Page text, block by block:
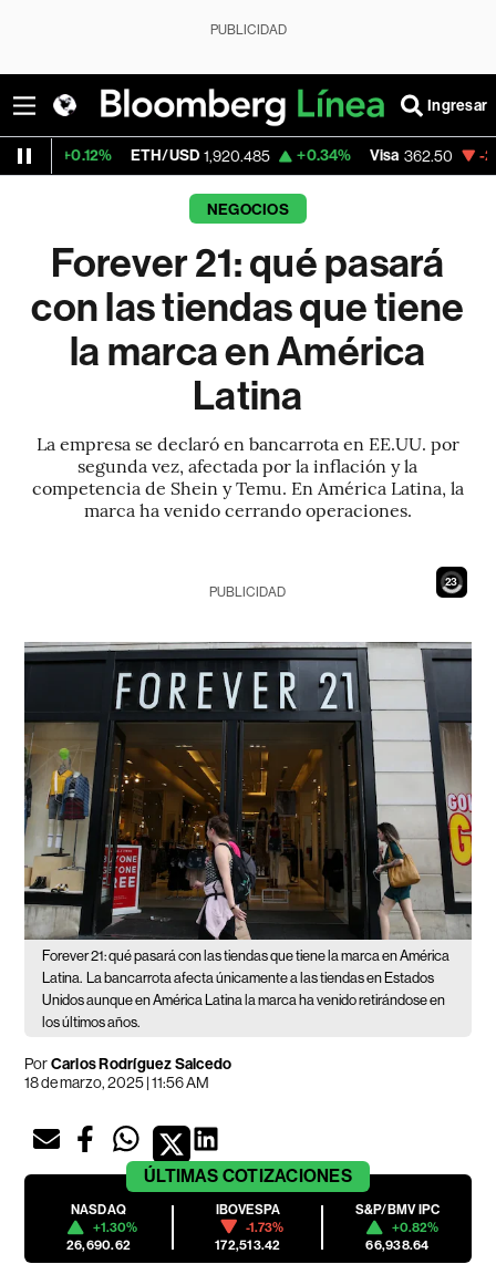
PUBLICIDAD
Ingresar
ETH/USD 1,920.485 +0.34% Visa 362.50 -2.15%
NEGOCIOS
Forever 21: qué pasará
con las tiendas que tiene
la marca en América
Latina
La empresa se declaró en bancarrota en EE.UU. por
segunda vez, afectada por la inflación y la
competencia de Shein y Temu. En América Latina, la
marca ha venido cerrando operaciones.
21
PUBLICIDAD
Forever 21: qué pasará con las tiendas que tiene la marca en América
Latina.
La bancarrota afecta únicamente a las tiendas en Estados
Unidos aunque en América Latina la marca ha venido retirándose en
los últimos años.
PorCarlos Rodríguez Salcedo
18 de marzo, 2025 | 11:56 AM
ÚLTIMAS COTIZACIONES
NASDAQ
+1.30%
26,690.62
IBOVESPA
-1.73%
172,513.42
S&P/BMV IPC
+0.82%
66,938.64